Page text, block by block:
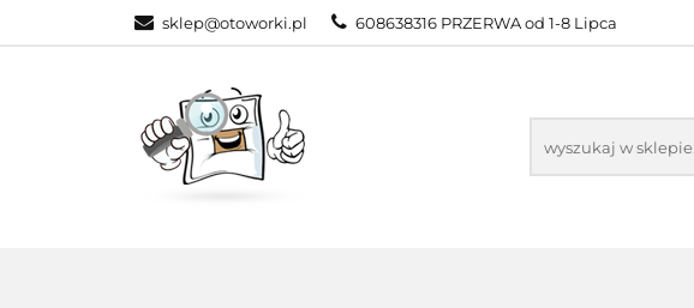
sklep@otoworki.pl 608638316 PRZERWA od 1-8 Lipca
NASZA OFERTA KONTAKT